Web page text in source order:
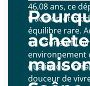
46,08 ans, ce
tradition et
équilibre rare.
en Saône-et-
environnement
qualité des
douceur de